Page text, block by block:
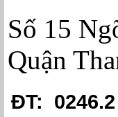
Số 15
Quận
ĐT: